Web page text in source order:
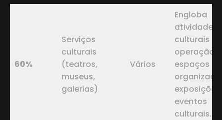
60%
Serviços
culturais
(teatros,
museus,
galerias)
Vários
Engloba
atividades
culturais
operação
espaços
exposições
eventos
culturais.